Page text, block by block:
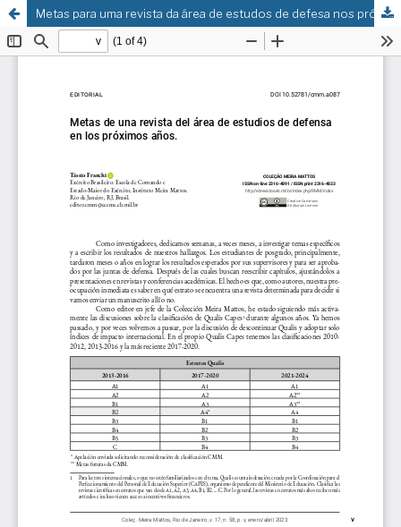
Metas para uma revista da área de estudos de defesa nos próximos anos